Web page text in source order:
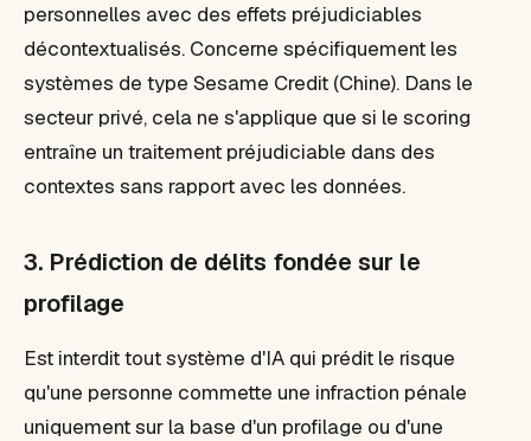
personnelles avec des effets préjudiciables
décontextualisés. Concerne spécifiquement les
systèmes de type Sesame Credit (Chine). Dans le
secteur privé, cela ne s'applique que si le scoring
entraîne un traitement préjudiciable dans des
contextes sans rapport avec les données.
3. Prédiction de délits fondée sur le
profilage
Est interdit tout système d'IA qui prédit le risque
qu'une personne commette une infraction pénale
uniquement sur la base d'un profilage ou d'une